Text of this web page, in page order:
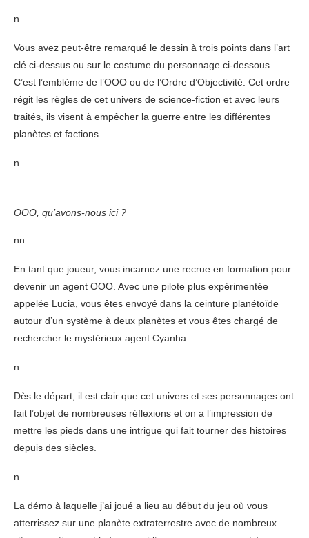
n
Vous avez peut-être remarqué le dessin à trois points dans l’art
clé ci-dessus ou sur le costume du personnage ci-dessous.
C’est l’emblème de l’OOO ou de l’Ordre d’Objectivité. Cet ordre
régit les règles de cet univers de science-fiction et avec leurs
traités, ils visent à empêcher la guerre entre les différentes
planètes et factions.
n
OOO, qu’avons-nous ici ?
nn
En tant que joueur, vous incarnez une recrue en formation pour
devenir un agent OOO. Avec une pilote plus expérimentée
appelée Lucia, vous êtes envoyé dans la ceinture planétoïde
autour d’un système à deux planètes et vous êtes chargé de
rechercher le mystérieux agent Cyanha.
n
Dès le départ, il est clair que cet univers et ses personnages ont
fait l’objet de nombreuses réflexions et on a l’impression de
mettre les pieds dans une intrigue qui fait tourner des histoires
depuis des siècles.
n
La démo à laquelle j’ai joué a lieu au début du jeu où vous
atterrissez sur une planète extraterrestre avec de nombreux